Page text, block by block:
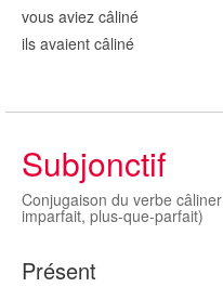
vous aviez câliné
ils avaient câliné
Subjonctif
Conjugaison du verbe
imparfait, plus-que-parfait)
Présent